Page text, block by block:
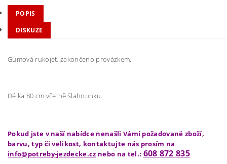
POPIS
DISKUZE
Gumová rukojeť, zakončeno provázkem.
Délka 80 cm včetně šlahounku.
Pokud jste v naší nabídce nenašli Vámi požadované zboží,
barvu, typ či velikost, kontaktujte nás prosím na
info@potreby-jezdecke.cz nebo na tel.: 608 872 835